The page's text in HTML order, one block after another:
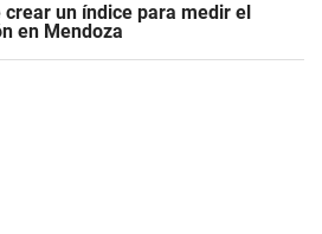
un índice para medir el
en Mendoza